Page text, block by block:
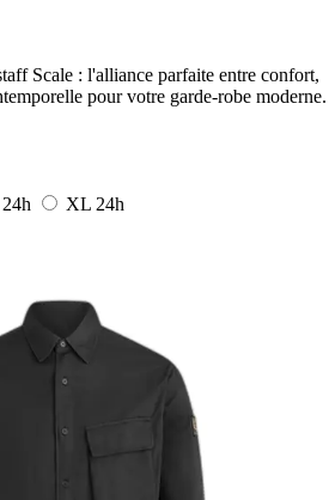
Scale : l'alliance parfaite entre confort,
pour votre garde-robe moderne.
24h XL 24h